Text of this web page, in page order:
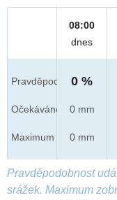
Pravděpod.
Očekáváno
Maximum
08:00
dnes
0 %
0 mm
0 mm
Pravděpodobnost
srážek. Maximum